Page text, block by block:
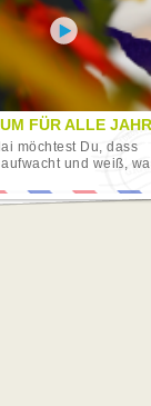
FÜR ALLE
möchtest Du, dass
und weiß,